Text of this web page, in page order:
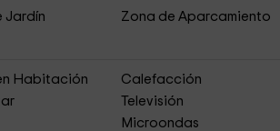
Jardín
Zona de Aparcamiento
Habitación
Calefacción
Televisión
Microondas